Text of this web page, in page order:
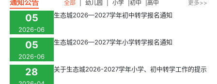
通知公告 全部 幼儿园 小学 初中 高中 更多>>
05
2026-06
生态城2026—2027学年初中转学报名通知
05
2026-06
生态城2026—2027学年小学转学报名通知
28 关于生态城2026-2027学年小学、初中转学工作的提示